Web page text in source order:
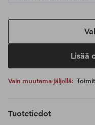
Lisää
Vain muutama jäljellä:
Tuotetiedot